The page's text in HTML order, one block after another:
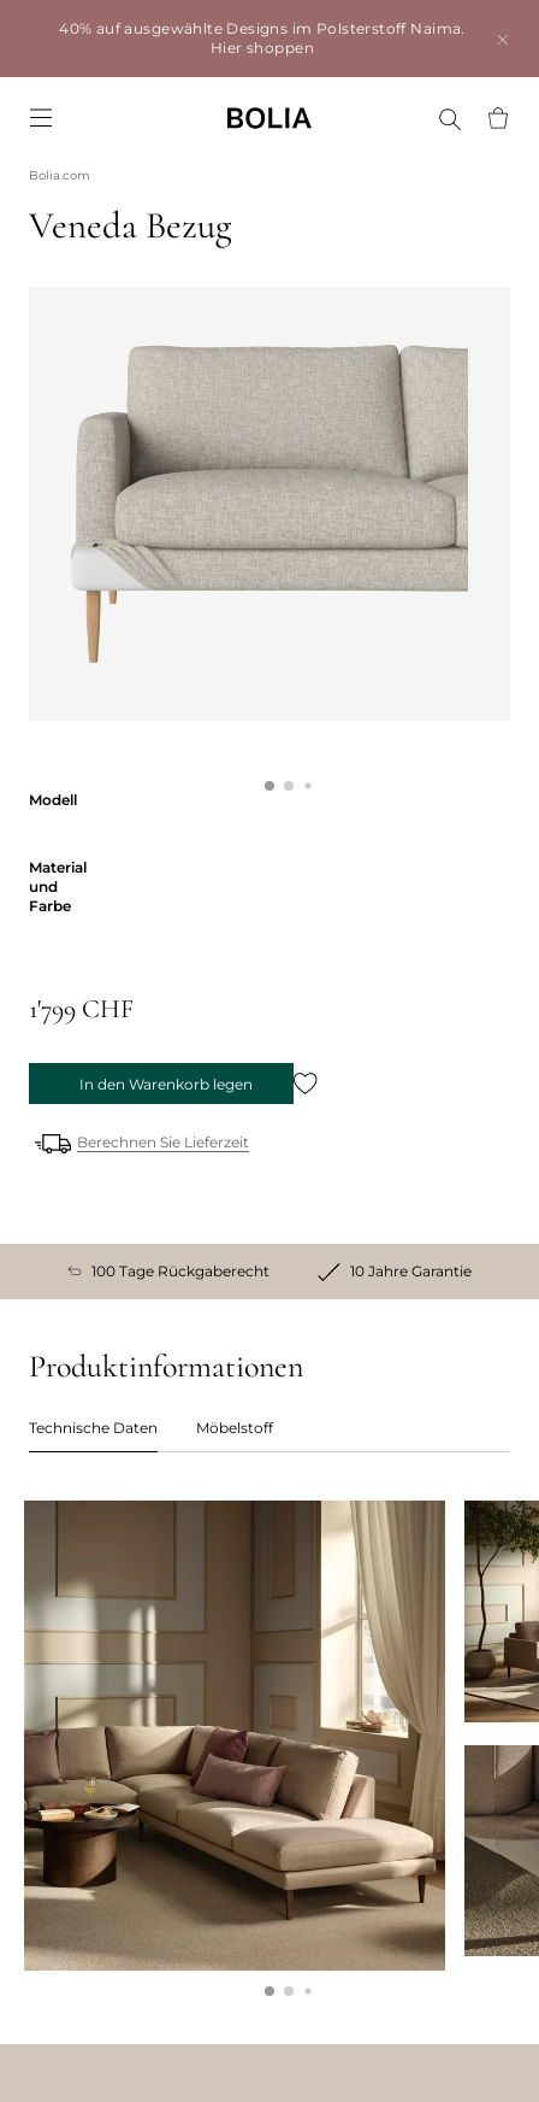
40% auf ausgewählte Designs im Polsterstoff Naima.
Hier shoppen
Bolia.com
Veneda Bezug
Modell
Material
und
Farbe
1'799 CHF
In den Warenkorb legen
Berechnen Sie Lieferzeit
100 Tage Rückgaberecht 10 Jahre Garantie
Produktinformationen
Technische Daten Möbelstoff